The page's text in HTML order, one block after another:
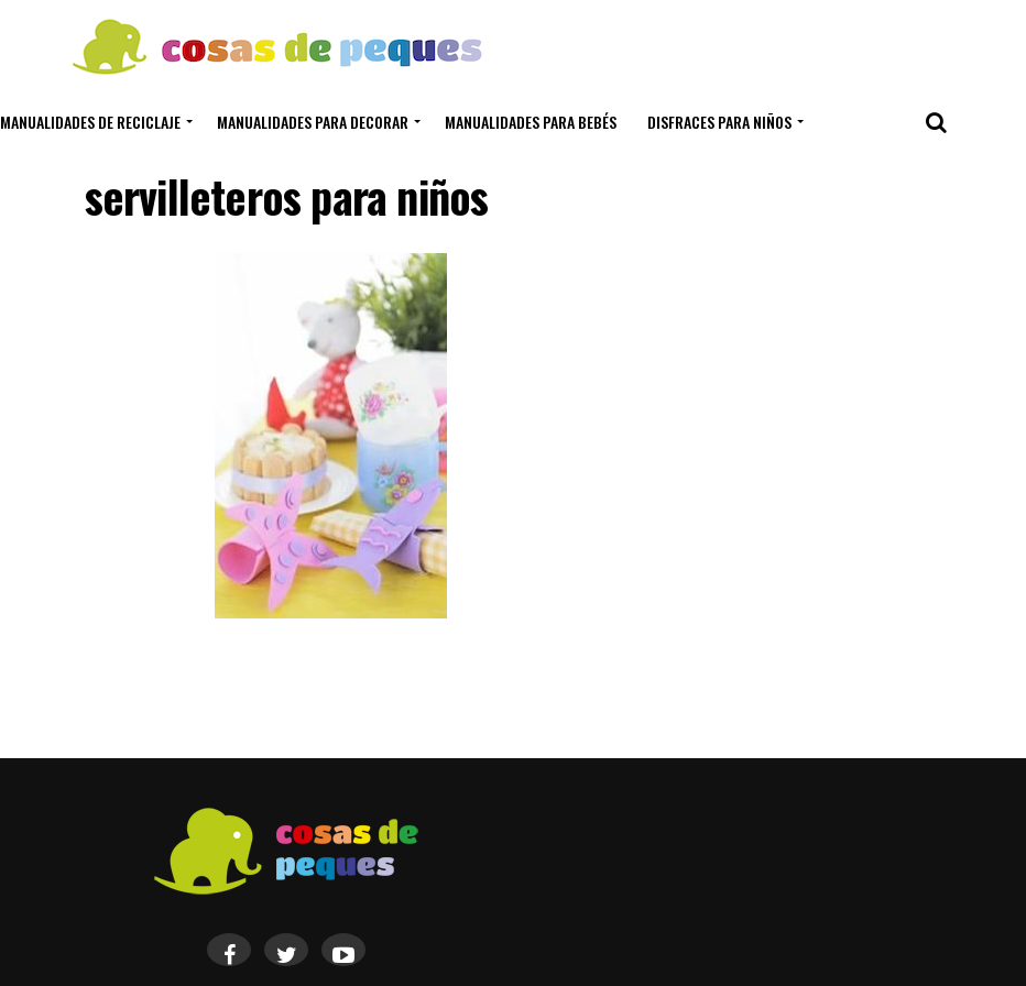
MANUALIDADES DE RECICLAJE MANUALIDADES PARA DECORAR MANUALIDADES PARA BEBÉS DISFRACES PARA NIÑOS
servilleteros para niños